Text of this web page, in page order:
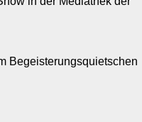
Begeisterungsquietschen